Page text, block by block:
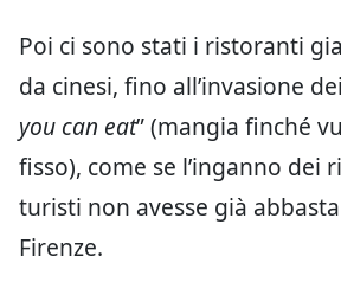
Poi ci sono stati i ristoranti
da cinesi, fino all’invasione
you can eat” (mangia finché
fisso), come se l’inganno dei
turisti non avesse già
Firenze.